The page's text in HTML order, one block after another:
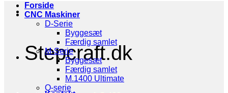
Stepcraft.dk
Forside
CNC Maskiner
D-Serie
Byggesæt
Færdig samlet
M-Serie
Byggesæt
Færdig samlet
M.1400 Ultimate
Q-serie